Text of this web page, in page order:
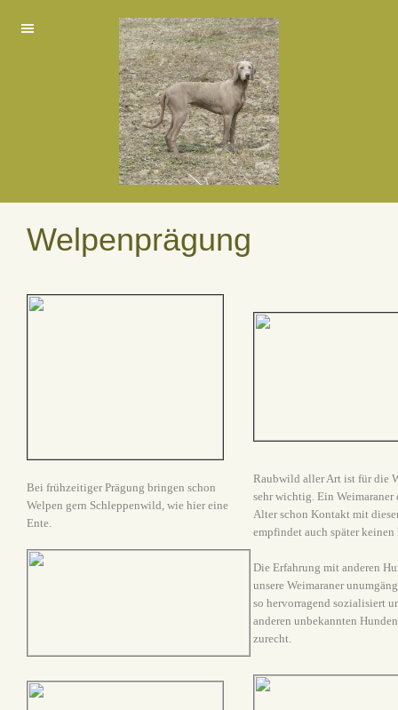
Welpenprägung
Bei frühzeitiger Prägung bringen schon
Welpen gern Schleppenwild, wie hier eine
Ente.
Raubwild aller Art ist für die
sehr wichtig. Ein Weimaraner
Alter schon Kontakt mit
empfindet auch später keinen
Die Erfahrung mit anderen
unsere Weimaraner
so hervorragend sozialisiert
anderen unbekannten
zurecht.